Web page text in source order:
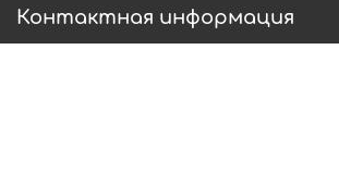
Контактная информация